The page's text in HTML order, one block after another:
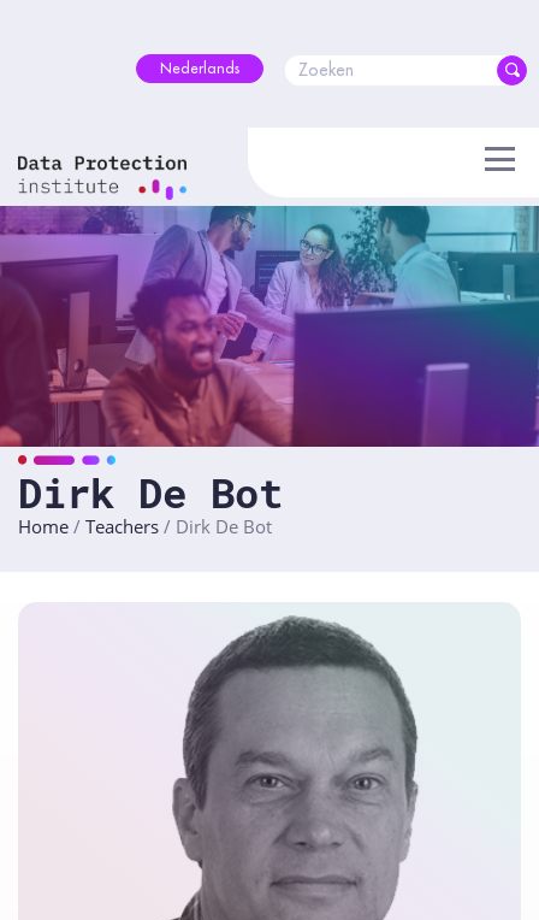
Nederlands
Dirk De Bot
Home / Teachers / Dirk De Bot